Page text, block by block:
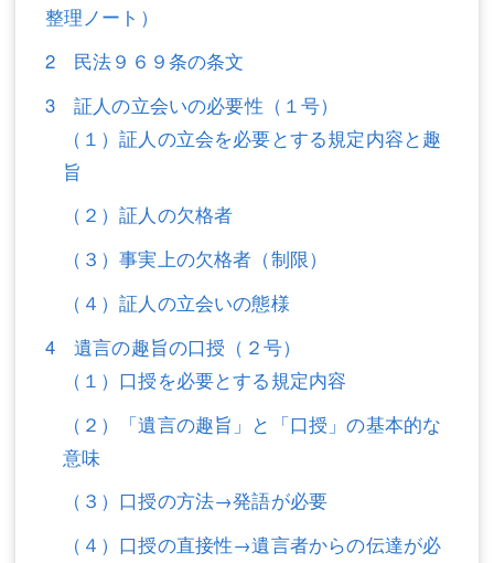
不動産
相続・遺言
離婚（夫婦間トラブル）
企業法務
労働問題（解雇，残業等）
刑事弁護
交通事故
不動産登記
調査・書面作成
債務整理
マスコミ取材・実績
相続・遺言
離婚（夫婦間トラブル）
企業法務
労働問題（解雇，残業等）
刑事弁護
交通事故
不動産登記
商業登記
債務整理
マスコミ取材・実績
アクセス
整理ノート）
2 民法９６９条の条文
3 証人の立会いの必要性（１号）
（１）証人の立会を必要とする規定内容と趣
旨
（２）証人の欠格者
（３）事実上の欠格者（制限）
（４）証人の立会いの態様
4 遺言の趣旨の口授（２号）
（１）口授を必要とする規定内容
（２）「遺言の趣旨」と「口授」の基本的な
意味
（３）口授の方法→発語が必要
（４）口授の直接性→遺言者からの伝達が必